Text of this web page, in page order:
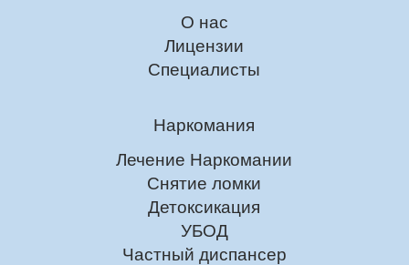
О нас
Лицензии
Специалисты
Наркомания
Лечение Наркомании
Снятие ломки
Детоксикация
УБОД
Частный диспансер